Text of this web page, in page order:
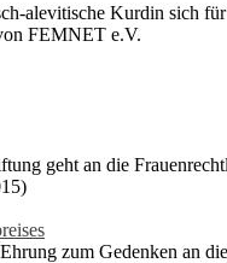
alevitische Kurdin sich
FEMNET e.V.
geht an die
zum Gedenken an